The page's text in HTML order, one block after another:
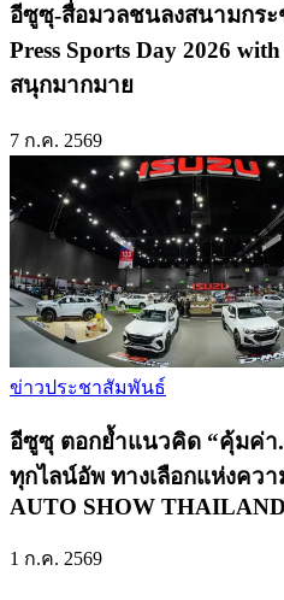
อีซูซุ-สื่อมวลชนลงสนามกระ
Press Sports Day 2026
สนุกมากมาย
7 ก.ค. 2569
ข่าวประชาสัมพันธ์
อีซูซุ ตอกย้ำแนวคิด “คุ้มค่า
ทุกไลน์อัพ ทางเลือกแห่งคว
AUTO SHOW
1 ก.ค. 2569